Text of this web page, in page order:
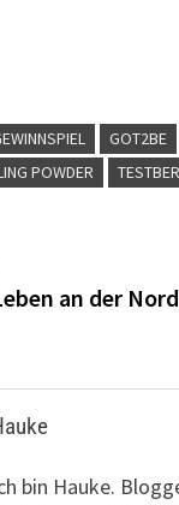
GOT2BE
POWDER
an der
bin Hauke.